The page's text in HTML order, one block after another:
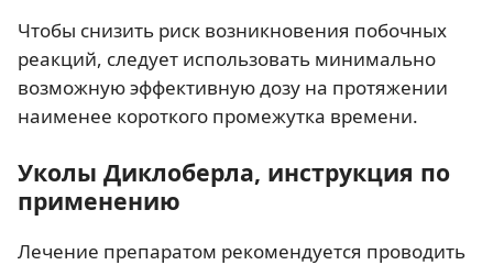
Чтобы снизить риск возникновения побочных
реакций, следует использовать минимально
возможную эффективную дозу на протяжении
наименее короткого промежутка времени.
Уколы Диклоберла, инструкция по
применению
Лечение препаратом рекомендуется проводить